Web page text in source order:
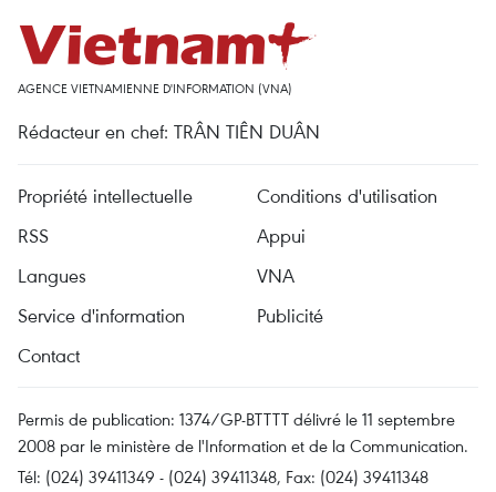
AGENCE VIETNAMIENNE D'INFORMATION (VNA)
Rédacteur en chef: TRÂN TIÊN DUÂN
Propriété intellectuelle
Conditions d'utilisation
RSS
Appui
Langues
VNA
Service d'information
Publicité
Contact
Permis de publication: 1374/GP-BTTTT délivré le 11 septembre
2008 par le ministère de l'Information et de la Communication.
Tél: (024) 39411349 - (024) 39411348, Fax: (024) 39411348